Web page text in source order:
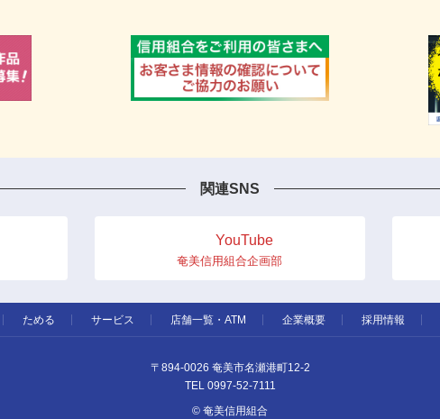
関連SNS
YouTube
奄美信用組合企画部
ためる サービス 店舗一覧・ATM 企業概要 採用情報
〒894-0026 奄美市名瀬港町12-2
TEL 0997-52-7111
© 奄美信用組合